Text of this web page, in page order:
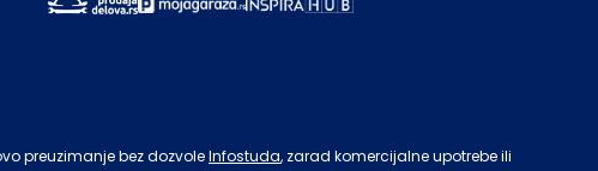
preuzimanje bez dozvoleInfostuda, zarad komercijalne upotrebe ili